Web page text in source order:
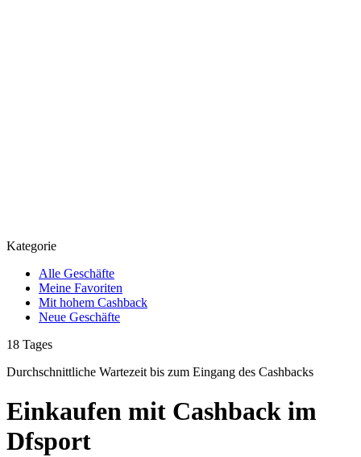
Kategorie
Alle Geschäfte
Meine Favoriten
Mit hohem Cashback
Neue Geschäfte
18 Tages
Durchschnittliche Wartezeit bis zum Eingang des Cashbacks
Einkaufen mit Cashback im
Dfsport